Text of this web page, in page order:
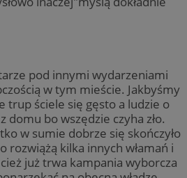
pod innymi wydarzeniami
w tym mieście. Jakbyśmy
trup ściele się gęsto a ludzie o
domu bo wszędzie czyha zło.
w sumie dobrze się skończyło
rozwiążą kilka innych włamań i
już trwa kampania wyborcza